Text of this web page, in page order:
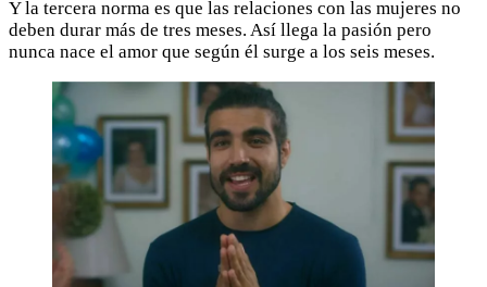
Y la tercera norma es que las relaciones con las mujeres no
deben durar más de tres meses. Así llega la pasión pero
nunca nace el amor que según él surge a los seis meses.